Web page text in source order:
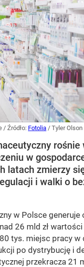
/ Źródło: Fotolia / Tyler Olson
w
latach zmierzy
i walki o
w Polsce generuje
26 mld zł
tys. miejsc pracy w
po dystrybucję i
przekracza 21